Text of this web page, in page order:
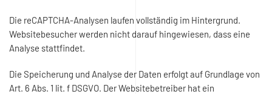
Die reCAPTCHA-Analysen laufen vollständig im Hintergrund.
Websitebesucher werden nicht darauf hingewiesen, dass eine
Analyse stattfindet.
Die Speicherung und Analyse der Daten erfolgt auf Grundlage von
Art. 6 Abs. 1 lit. f DSGVO. Der Websitebetreiber hat ein